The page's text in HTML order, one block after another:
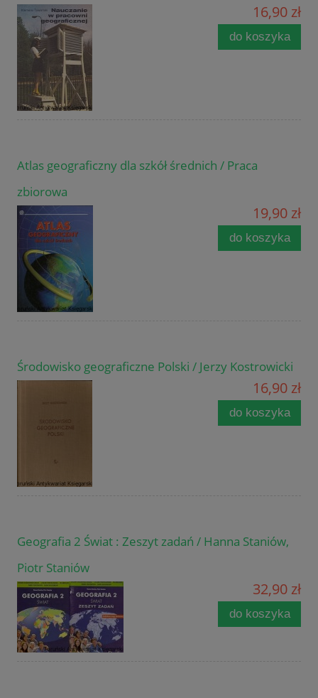
16,90 zł
do koszyka
Atlas geograficzny dla szkół średnich / Praca
zbiorowa
19,90 zł
do koszyka
Środowisko geograficzne Polski / Jerzy Kostrowicki
16,90 zł
do koszyka
Geografia 2 Świat : Zeszyt zadań / Hanna Staniów,
Piotr Staniów
32,90 zł
do koszyka